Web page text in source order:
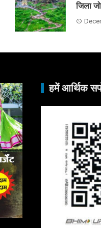
जिला
हमें आर्थिक